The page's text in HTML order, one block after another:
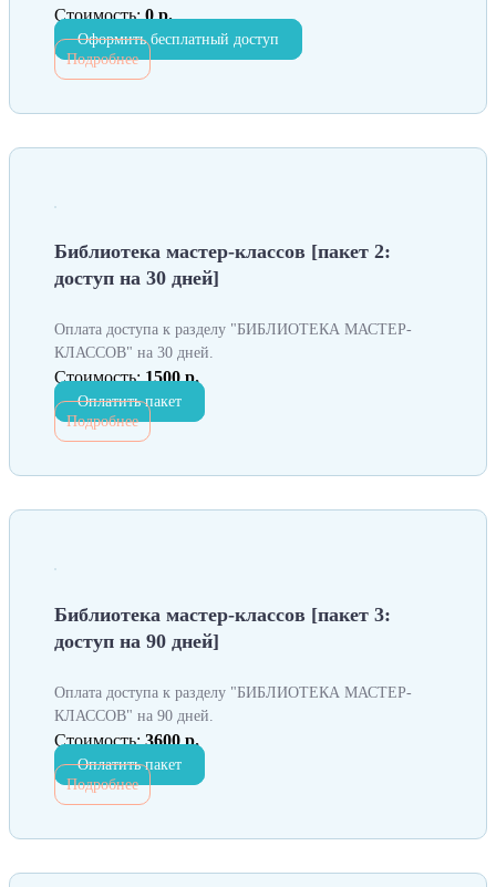
Стоимость: 0 р.
Оформить бесплатный доступ
Подробнее
Библиотека мастер-классов [пакет 2:
доступ на 30 дней]
Оплата доступа к разделу "БИБЛИОТЕКА МАСТЕР-
КЛАССОВ" на 30 дней.
Стоимость: 1500 р.
Оплатить пакет
Подробнее
Библиотека мастер-классов [пакет 3:
доступ на 90 дней]
Оплата доступа к разделу "БИБЛИОТЕКА МАСТЕР-
КЛАССОВ" на 90 дней.
Стоимость: 3600 р.
Оплатить пакет
Подробнее